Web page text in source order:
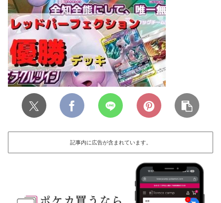
記事内に広告が含まれています。